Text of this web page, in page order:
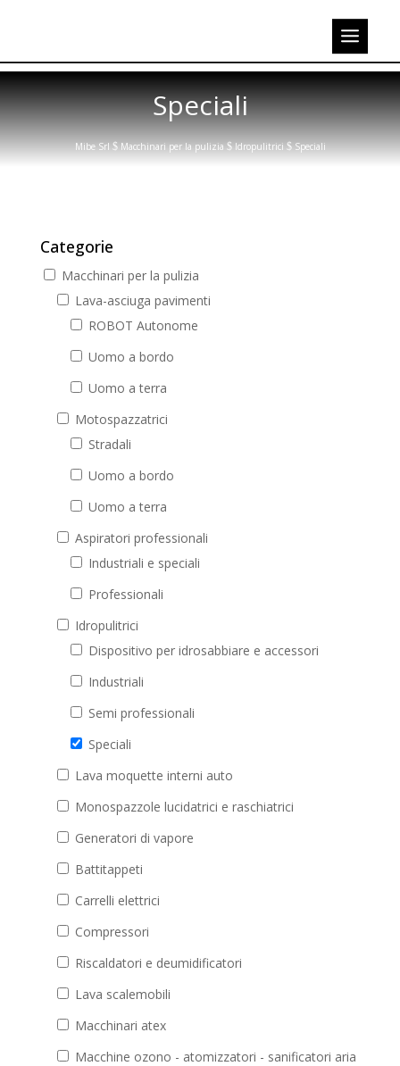
Speciali
Mibe Srl $ Macchinari per la pulizia $ Idropulitrici $ Speciali
Categorie
Macchinari per la pulizia
Lava-asciuga pavimenti
ROBOT Autonome
Uomo a bordo
Uomo a terra
Motospazzatrici
Stradali
Uomo a bordo
Uomo a terra
Aspiratori professionali
Industriali e speciali
Professionali
Idropulitrici
Dispositivo per idrosabbiare e accessori
Industriali
Semi professionali
Speciali
Lava moquette interni auto
Monospazzole lucidatrici e raschiatrici
Generatori di vapore
Battitappeti
Carrelli elettrici
Compressori
Riscaldatori e deumidificatori
Lava scalemobili
Macchinari atex
Macchine ozono - atomizzatori - sanificatori aria